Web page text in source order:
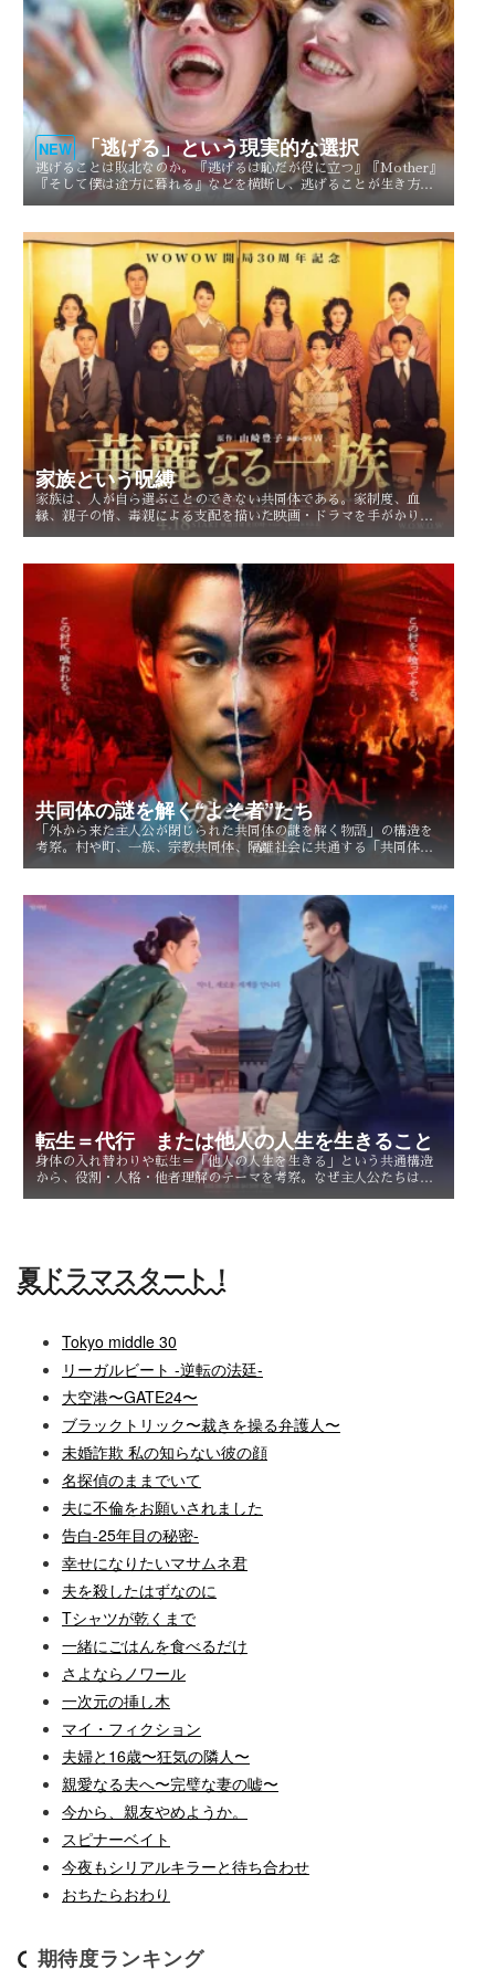
NEW 「逃げる」という現実的な選択
逃げることは敗北なのか。『逃げるは恥だが役に立つ』『Mother』
『そして僕は途方に暮れる』などを横断し、逃げることが生き方や
家族という呪縛
家族は、人が自ら選ぶことのできない共同体である。家制度、血
縁、親子の情、毒親による支配を描いた映画・ドラマを手がかり
共同体の謎を解く“よそ者”たち
「外から来た主人公が閉じられた共同体の謎を解く物語」の構造を
考察。村や町、一族、宗教共同体、隔離社会に共通する「共同体の
転生＝代行 または他人の人生を生きること
身体の入れ替わりや転生＝「他人の人生を生きる」という共通構造
から、役割・人格・他者理解のテーマを考察。なぜ主人公たちは他
夏ドラマスタート！
Tokyo middle 30
リーガルビート -逆転の法廷-
大空港〜GATE24〜
ブラックトリック〜裁きを操る弁護人〜
未婚詐欺 私の知らない彼の顔
名探偵のままでいて
夫に不倫をお願いされました
告白-25年目の秘密-
幸せになりたいマサムネ君
夫を殺したはずなのに
Tシャツが乾くまで
一緒にごはんを食べるだけ
さよならノワール
一次元の挿し木
マイ・フィクション
夫婦と16歳〜狂気の隣人〜
親愛なる夫へ〜完璧な妻の嘘〜
今から、親友やめようか。
スピナーベイト
今夜もシリアルキラーと待ち合わせ
おちたらおわり
期待度ランキング